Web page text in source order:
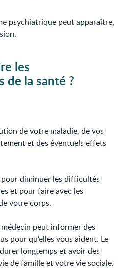
psychiatrique peut apparaître,
les
de la santé ?
de votre maladie, de vos
et des éventuels effets
diminuer les difficultés
et pour faire avec les
votre corps.
peut informer des
pour qu’elles vous aident. Le
longtemps et avoir des
de famille et votre vie sociale.